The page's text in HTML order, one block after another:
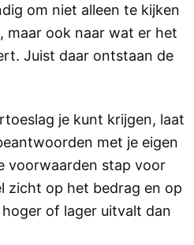
om niet alleen te kijken
maar ook naar wat er het
Juist daar ontstaan de
je kunt krijgen, laat
met je eigen
voorwaarden stap voor
zicht op het bedrag en op
of lager uitvalt dan